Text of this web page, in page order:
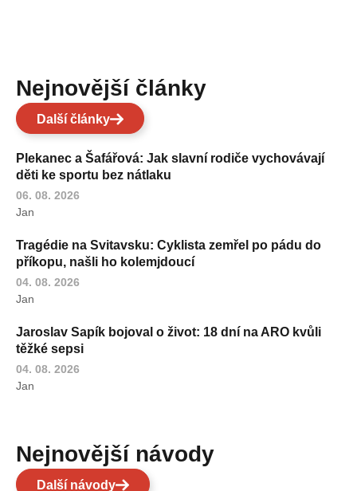
Nejnovější články
Další články
Plekanec a Šafářová: Jak slavní rodiče vychovávají
děti ke sportu bez nátlaku
06. 08. 2026
Jan
Tragédie na Svitavsku: Cyklista zemřel po pádu do
příkopu, našli ho kolemjdoucí
04. 08. 2026
Jan
Jaroslav Sapík bojoval o život: 18 dní na ARO kvůli
těžké sepsi
04. 08. 2026
Jan
Nejnovější návody
Další návody